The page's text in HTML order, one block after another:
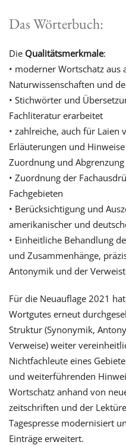
Das Wörterbuch:
Die Qualitätsmerkmale:
• moderner Wortschatz aus
Naturwissenschaften und
• Stichwörter und
Fachliteratur erarbeitet
• zahlreiche, auch für Laien
Erläuterungen und
Zuordnung und
• Zuordnung der
Fachgebieten
• Berücksichtigung und
amerikanischer und
• Einheitliche Behandlung
und Zusammenhänge,
Antonymik und der
Für die Neuauflage 2021
Wortgutes erneut
Struktur (Synonymik,
Verweise) weiter
Nichtfachleute eines
und weiterführenden
Wortschatz anhand von
zeitschriften und der
Tagespresse modernisiert
Einträge erweitert.